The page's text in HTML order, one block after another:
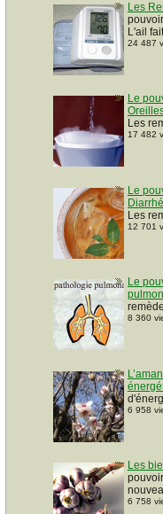
Les
L'ail
24 487
Le
Les
17 482
Le
Les
12 701
Le
8 360
6 958
Les
6 758